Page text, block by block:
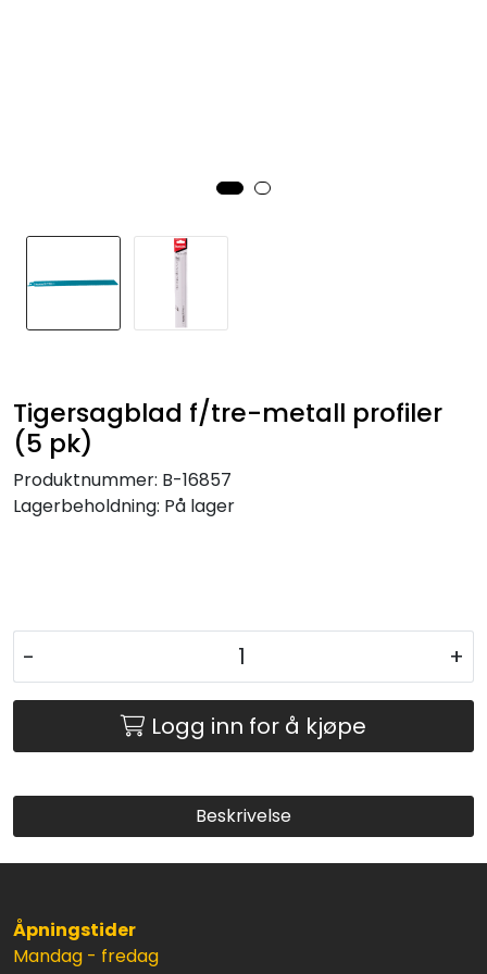
Tigersagblad f/tre-metall profiler
(5 pk)
Produktnummer: B-16857
Lagerbeholdning: På lager
- +
Logg inn for å kjøpe
Beskrivelse
Åpningstider
Mandag - fredag